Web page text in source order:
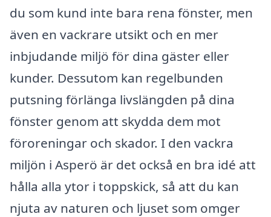
du som kund inte bara rena fönster, men
även en vackrare utsikt och en mer
inbjudande miljö för dina gäster eller
kunder. Dessutom kan regelbunden
putsning förlänga livslängden på dina
fönster genom att skydda dem mot
föroreningar och skador. I den vackra
miljön i Asperö är det också en bra idé att
hålla alla ytor i toppskick, så att du kan
njuta av naturen och ljuset som omger